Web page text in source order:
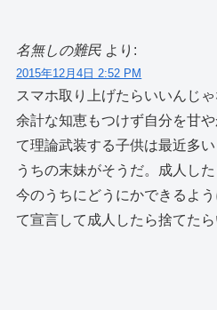
名無しの難民 より:
2015年12月4日 2:52 PM
スマホ取り上げたらいいんじゃ
余計な知恵もつけず自分を甘
て理論武装する子供は最近多い
うちの末妹がそうだ。成人し
今のうちにどうにかできるよ
て宣言して成人したら捨てたら